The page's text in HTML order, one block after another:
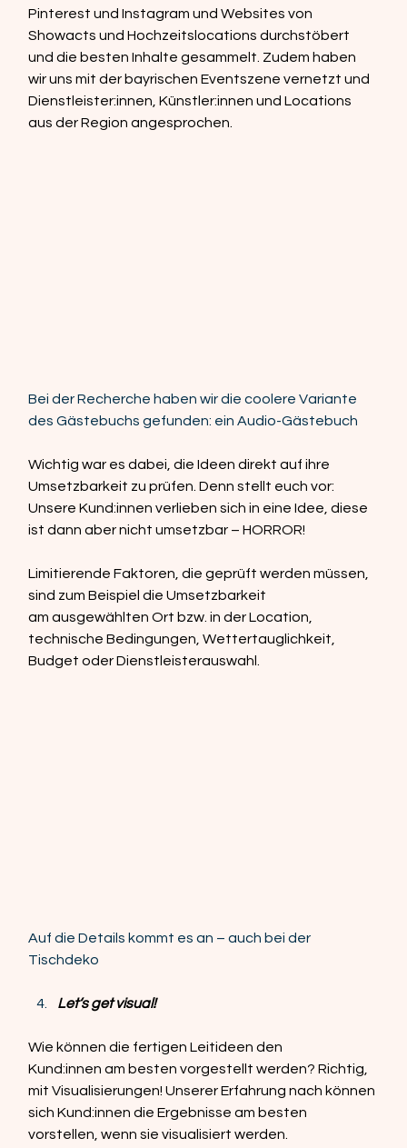
Pinterest und Instagram und Websites von
Showacts und Hochzeitslocations durchstöbert
und die besten Inhalte gesammelt. Zudem haben
wir uns mit der bayrischen Eventszene vernetzt und
Dienstleister:innen, Künstler:innen und Locations
aus der Region angesprochen.
Bei der Recherche haben wir die coolere Variante
des Gästebuchs gefunden: ein Audio-Gästebuch
Wichtig war es dabei, die Ideen direkt auf ihre
Umsetzbarkeit zu prüfen. Denn stellt euch vor:
Unsere Kund:innen verlieben sich in eine Idee, diese
ist dann aber nicht umsetzbar – HORROR!
Limitierende Faktoren, die geprüft werden müssen,
sind zum Beispiel die Umsetzbarkeit
am ausgewählten Ort bzw. in der Location,
technische Bedingungen, Wettertauglichkeit,
Budget oder Dienstleisterauswahl.
Auf die Details kommt es an – auch bei der
Tischdeko
Let‘s get visual!
Wie können die fertigen Leitideen den
Kund:innen am besten vorgestellt werden? Richtig,
mit Visualisierungen! Unserer Erfahrung nach können
sich Kund:innen die Ergebnisse am besten
vorstellen, wenn sie visualisiert werden.